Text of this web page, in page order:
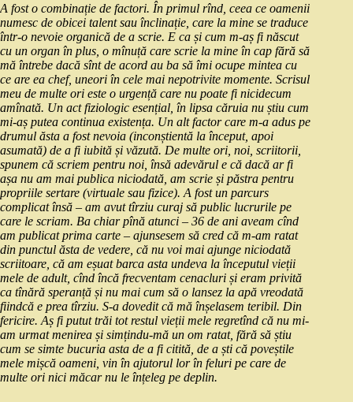
A fost o combinație de factori. În primul rînd, ceea ce oamenii
numesc de obicei talent sau înclinație, care la mine se traduce
într-o nevoie organică de a scrie. E ca și cum m-aș fi născut
cu un organ în plus, o mînuță care scrie la mine în cap fără să
mă întrebe dacă sînt de acord au ba să îmi ocupe mintea cu
ce are ea chef, uneori în cele mai nepotrivite momente. Scrisul
meu de multe ori este o urgență care nu poate fi nicidecum
amînată. Un act fiziologic esențial, în lipsa căruia nu știu cum
mi-aș putea continua existența. Un alt factor care m-a adus pe
drumul ăsta a fost nevoia (inconștientă la început, apoi
asumată) de a fi iubită și văzută. De multe ori, noi, scriitorii,
spunem că scriem pentru noi, însă adevărul e că dacă ar fi
așa nu am mai publica niciodată, am scrie și păstra pentru
propriile sertare (virtuale sau fizice). A fost un parcurs
complicat însă – am avut tîrziu curaj să public lucrurile pe
care le scriam. Ba chiar pînă atunci – 36 de ani aveam cînd
am publicat prima carte – ajunsesem să cred că m-am ratat
din punctul ăsta de vedere, că nu voi mai ajunge niciodată
scriitoare, că am eșuat barca asta undeva la începutul vieții
mele de adult, cînd încă frecventam cenacluri și eram privită
ca tînără speranță și nu mai cum să o lansez la apă vreodată
fiindcă e prea tîrziu. S-a dovedit că mă înșelasem teribil. Din
fericire. Aș fi putut trăi tot restul vieții mele regretînd că nu mi-
am urmat menirea și simțindu-mă un om ratat, fără să știu
cum se simte bucuria asta de a fi citită, de a ști că poveștile
mele mișcă oameni, vin în ajutorul lor în feluri pe care de
multe ori nici măcar nu le înțeleg pe deplin.